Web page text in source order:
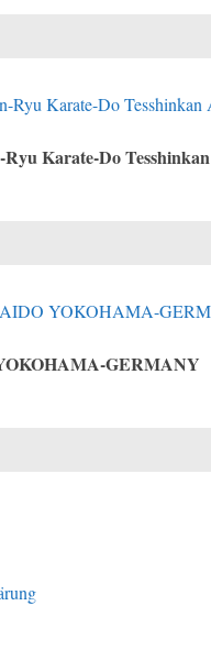
Karate-Do Tesshinkan
GERMANY